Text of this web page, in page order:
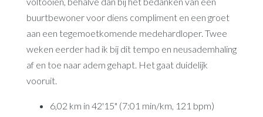
buurtbewoner voor diens compliment en een groet
aan een tegemoetkomende medehardloper. Twee
weken eerder had ik bij dit tempo en neusademhaling
af en toe naar adem gehapt. Het gaat duidelijk
vooruit.
6,02 km in 42'15" (7:01 min/km, 121 bpm)